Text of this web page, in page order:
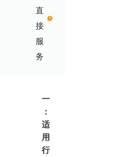
直
接
服
务
一
：
适
用
行